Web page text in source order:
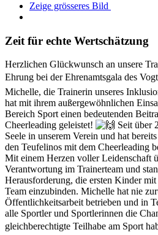
Zeige grösseres Bild
Zeit für echte Wertschätzung
Herzlichen Glückwunsch an unsere
Ehrung bei der Ehrenamtsgala des
Michelle, die Trainerin unseres
hat mit ihrem außergewöhnlichen
Bereich Sport einen bedeutenden
Cheerleading geleistet!
Seit über
Seele in unserem Verein und hat
den Teufelinos mit dem Cheerleading
Mit einem Herzen voller Leidenschaft
Verantwortung im Trainerteam und
Herausforderung, die ersten Kinder
Team einzubinden. Michelle hat nie
Öffentlichkeitsarbeit betrieben und in
alle Sportler und Sportlerinnen die
gleichberechtigte Teilhabe am Sport